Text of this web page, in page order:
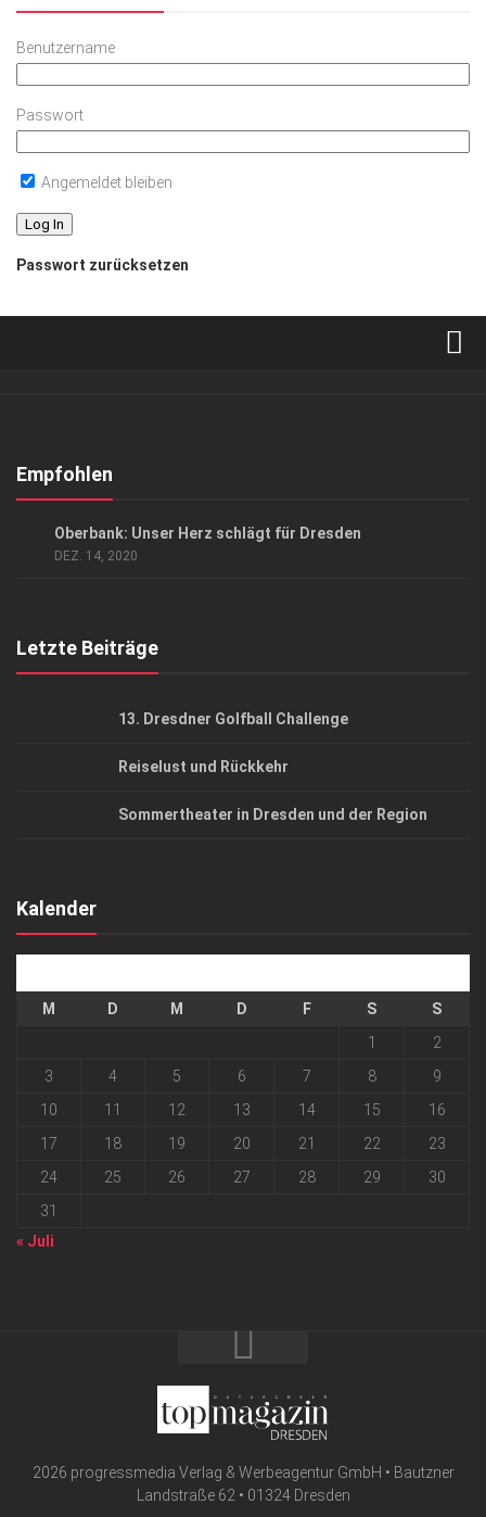
Benutzername
Passwort
Angemeldet bleiben
Passwort zurücksetzen
Kontakt, Impressum
Empfohlen
Oberbank: Unser Herz schlägt für Dresden
DEZ. 14, 2020
Letzte Beiträge
13. Dresdner Golfball Challenge
Reiselust und Rückkehr
Sommertheater in Dresden und der Region
Kalender
M D M D F S
S
1
2
3
4 5 6 7 8
9
10
11 12 13 14 15
16
17
18 19 20 21 22
23
24
25 26 27 28 29
30
31
« Juli
2026 progressmedia Verlag & Werbeagentur GmbH • Bautzner
Landstraße 62 • 01324 Dresden